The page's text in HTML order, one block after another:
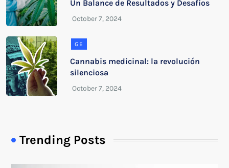
Un Balance de Resultados y Desafíos
GE
Cannabis medicinal: la revolución
silenciosa
Trending Posts